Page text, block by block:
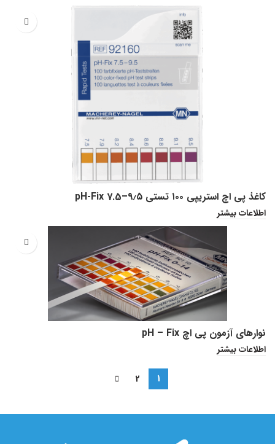
کاغذ پی اچ استریپی ۱۰۰ تستی pH-Fix 7.5–۹٫۵
اطلاعات بیشتر
نوارهای آزمون پی اچ pH – Fix
اطلاعات بیشتر
1
2